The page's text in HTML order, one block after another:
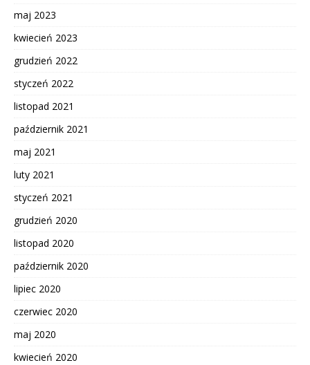
maj 2023
kwiecień 2023
grudzień 2022
styczeń 2022
listopad 2021
październik 2021
maj 2021
luty 2021
styczeń 2021
grudzień 2020
listopad 2020
październik 2020
lipiec 2020
czerwiec 2020
maj 2020
kwiecień 2020